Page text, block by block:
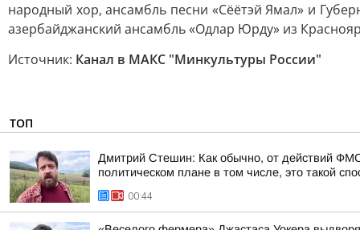
народный хор, ансамбль песни «Сёётэй Ямал» и
азербайджанский ансамбль «Одлар Юрду» из
Источник: Канал в МАКС "Минкультуры России"
ТОП
Дмитрий Стешин: Как обычно, от действий
политическом плане в том числе, это такой
00:44